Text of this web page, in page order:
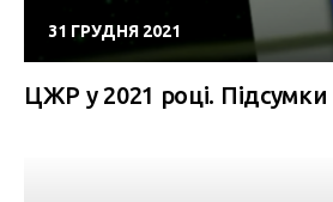
31 ГРУДНЯ 2021
ЦЖР у 2021 році. Підсумки